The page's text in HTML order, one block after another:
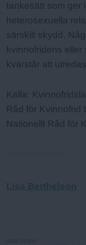
tankesätt som ger
heterosexuella
särskilt skydd.
kvinnofridens
kvarstår att
Källa:
Råd för Kvinnofrid
Nationellt Råd för
Lisa Berthelson